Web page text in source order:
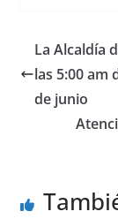
e
b
o
o
s
La Alcaldía
las 5:00 am
de junio